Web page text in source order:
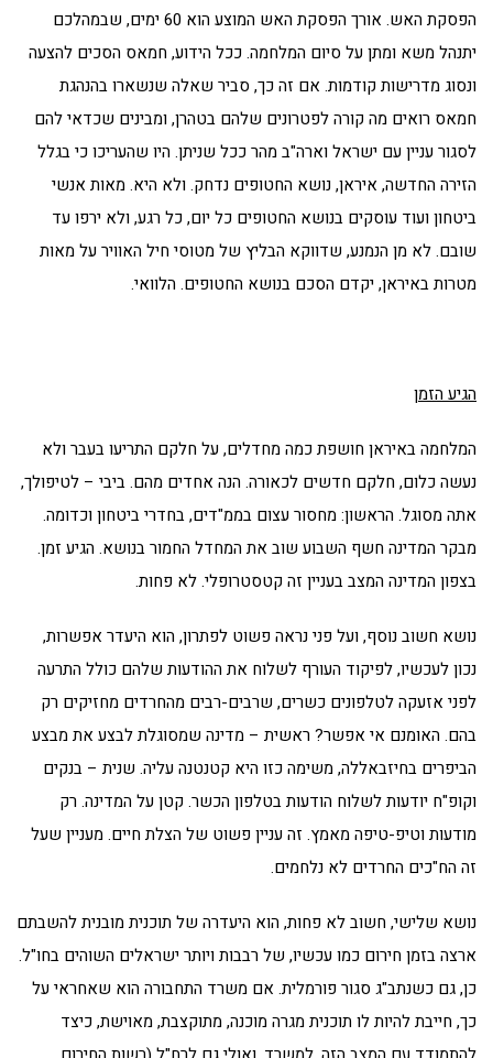
הפסקת האש. אורך הפסקת האש המוצע הוא 60 ימים, שבמהלכם
יתנהל משא ומתן על סיום המלחמה. ככל הידוע, חמאס הסכים להצעה
ונסוג מדרישות קודמות. אם זה כך, סביר שאלה שנשארו בהנהגת
חמאס רואים מה קורה לפטרונים שלהם בטהרן, ומבינים שכדאי להם
לסגור עניין עם ישראל וארה"ב מהר ככל שניתן. היו שהעריכו כי בגלל
הזירה החדשה, איראן, נושא החטופים נדחק. ולא היא. מאות אנשי
ביטחון ועוד עוסקים בנושא החטופים כל יום, כל רגע, ולא ירפו עד
שובם. לא מן הנמנע, שדווקא הבליץ של מטוסי חיל האוויר על מאות
מטרות באיראן, יקדם הסכם בנושא החטופים. הלוואי.
הגיע הזמן
המלחמה באיראן חושפת כמה מחדלים, על חלקם התריעו בעבר ולא
נעשה כלום, חלקם חדשים לכאורה. הנה אחדים מהם. ביבי – לטיפולך,
אתה מסוגל. הראשון: מחסור עצום בממ"דים, בחדרי ביטחון וכדומה.
מבקר המדינה חשף השבוע שוב את המחדל החמור בנושא. הגיע זמן.
בצפון המדינה המצב בעניין זה קטסטרופלי. לא פחות.
נושא חשוב נוסף, ועל פני נראה פשוט לפתרון, הוא היעדר אפשרות,
נכון לעכשיו, לפיקוד העורף לשלוח את ההודעות שלהם כולל התרעה
לפני אזעקה לטלפונים כשרים, שרבים-רבים מהחרדים מחזיקים רק
בהם. האומנם אי אפשר? ראשית – מדינה שמסוגלת לבצע את מבצע
הביפרים בחיזבאללה, משימה כזו היא קטנטנה עליה. שנית – בנקים
וקופ"ח יודעות לשלוח הודעות בטלפון הכשר. קטן על המדינה. רק
מודעות וטיפ-טיפה מאמץ. זה עניין פשוט של הצלת חיים. מעניין שעל
זה הח"כים החרדים לא נלחמים.
נושא שלישי, חשוב לא פחות, הוא היעדרה של תוכנית מובנית להשבתם
ארצה בזמן חירום כמו עכשיו, של רבבות ויותר ישראלים השוהים בחו"ל.
כן, גם כשנתב"ג סגור פורמלית. אם משרד התחבורה הוא שאחראי על
כך, חייבת להיות לו תוכנית מגרה מוכנה, מתוקצבת, מאוישת, כיצד